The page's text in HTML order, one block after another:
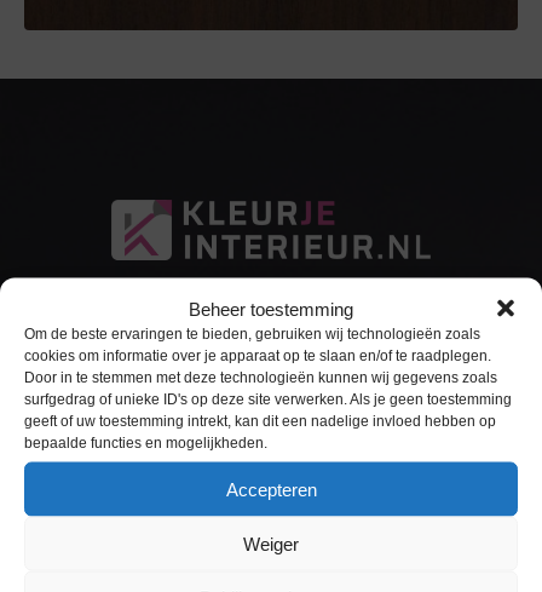
Beheer toestemming
Om de beste ervaringen te bieden, gebruiken wij technologieën zoals
cookies om informatie over je apparaat op te slaan en/of te raadplegen.
Door in te stemmen met deze technologieën kunnen wij gegevens zoals
surfgedrag of unieke ID's op deze site verwerken. Als je geen toestemming
geeft of uw toestemming intrekt, kan dit een nadelige invloed hebben op
bepaalde functies en mogelijkheden.
Accepteren
Weiger
Sitemap
Home
Interieurfolie